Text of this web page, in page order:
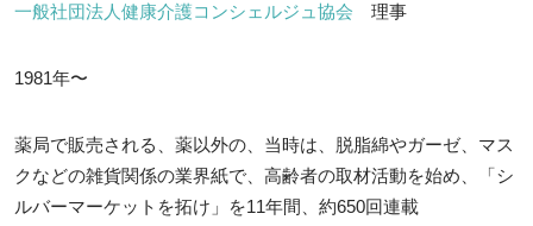
一般社団法人健康介護コンシェルジュ協会 理事
1981年〜
薬局で販売される、薬以外の、当時は、脱脂綿やガーゼ、マス
クなどの雑貨関係の業界紙で、高齢者の取材活動を始め、「シ
ルバーマーケットを拓け」を11年間、約650回連載